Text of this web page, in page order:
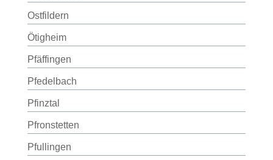
Ostfildern
Ötigheim
Pfäffingen
Pfedelbach
Pfinztal
Pfronstetten
Pfullingen